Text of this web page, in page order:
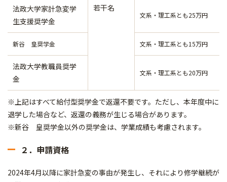
若干名
法政大学家計急変学
生支援奨学金
文系・理工系とも25万円
新谷 皇奨学金 文系・理工系とも15万円
法政大学教職員奨学
金
文系・理工系とも20万円
※上記はすべて給付型奨学金で返還不要です。ただし、本年度中に
退学した場合など、返還の義務が生じる場合があります。
※新谷 皇奨学金以外の奨学金は、学業成績も考慮されます。
２．申請資格
2024年4月以降に家計急変の事由が発生し、それにより修学継続が